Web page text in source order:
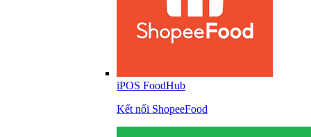
iPOS FoodHub
Kết nối ShopeeFood